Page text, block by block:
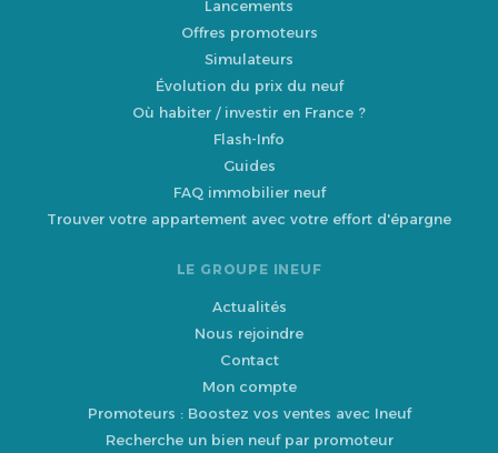
Lancements
Offres promoteurs
Simulateurs
Évolution du prix du neuf
Où habiter / investir en France ?
Flash-Info
Guides
FAQ immobilier neuf
Trouver votre appartement avec votre effort d'épargne
LE GROUPE INEUF
Actualités
Nous rejoindre
Contact
Mon compte
Promoteurs : Boostez vos ventes avec Ineuf
Recherche un bien neuf par promoteur